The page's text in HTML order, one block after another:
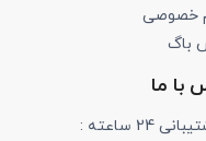
خصوصی
باگ
با ما
24 ساعته :